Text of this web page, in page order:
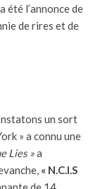
été l’annonce de
de rires et de
un sort
» a connu une
Lies »a
« N.C.I.S